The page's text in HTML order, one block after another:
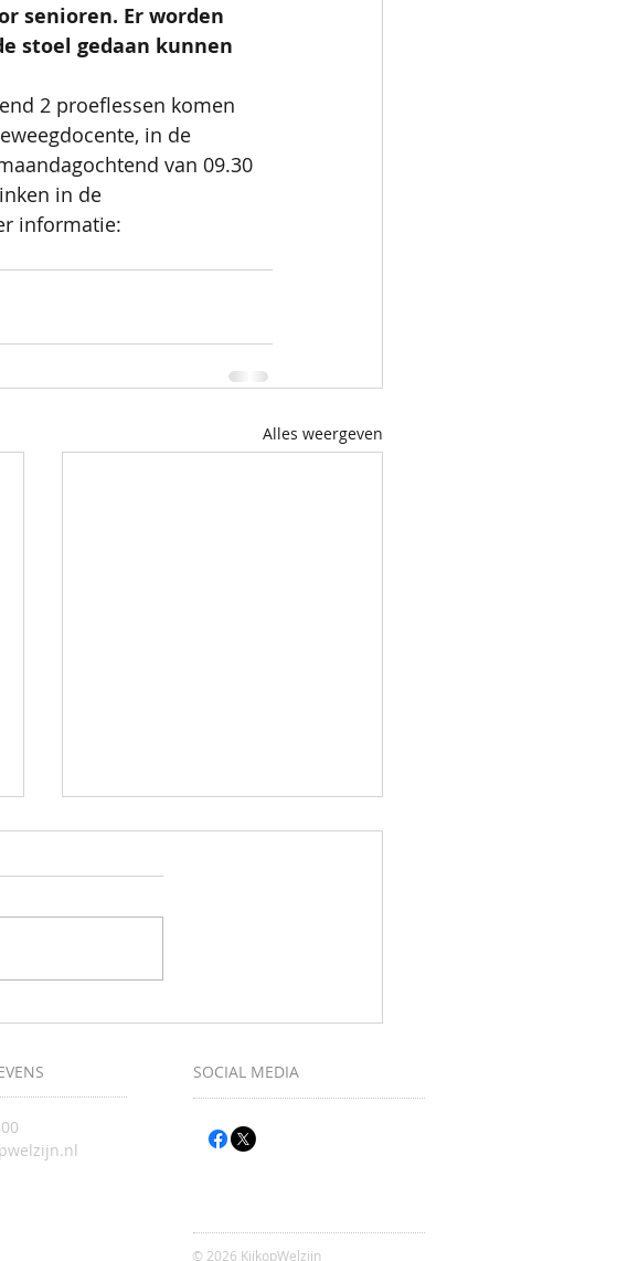
senioren. Er worden
stoel gedaan kunnen
2 proeflessen komen
in de
van 09.30
in de
informatie:
Alles weergeven
SOCIAL MEDIA
© 2026 KijkopWelzijn